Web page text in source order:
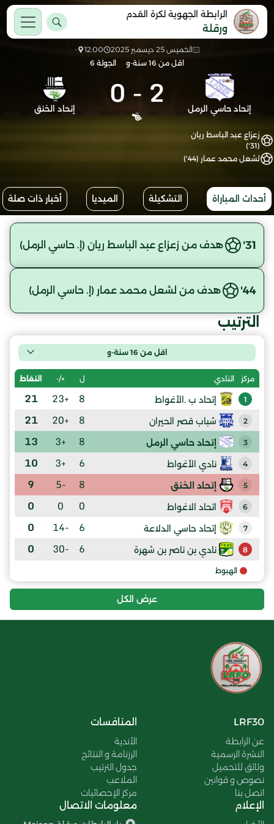
الرابطة الجهوية لكرة القدم
ورقلة
الخميس 25 ديسمبر 2025 12:00
-
اقل من 16 سنة-و
الجولة 6
إتحاد حاسي الرمل 2
-
0 إتحاد الخنق
زعزاع عبد الباسط ريان
(31')
لشعل محمد عمار (44')
أحداث المباراة التشكيلة الميديا أخبار ذات صلة
31' هدف من زعزاع عبد الباسط ريان (إ. حاسي الرمل)
44' هدف من لشعل محمد عمار (إ. حاسي الرمل)
الترتيب
اقل من 16 سنة-و
مركز النادي ل +/- النقاط
1 إتحاد ب .الأغواط 8
+23
21
2 شباب قصر الحيران 8
+20
21
3 إتحاد حاسي الرمل 8
+3
13
4 نادي الأغواط 6
+3
10
5 إتحاد الخنق 8
-5
9
6 اتحاد الاغواط 0
0
0
7 إتحاد حاسي الدلاعة 6
-14
0
8 نادي بن ناصر بن شهرة 6
-30
0
الهبوط
عرض الكل
LRF30
عن الرابطة
النشرة الرسمية
وثائق للتحميل
نصوص و قوانين
اتصل بنا
المنافسات
الأندية
الرزنامة و النتائج
جدول الترتيب
الملاعب
مركز الإحصائيات
الإعلام معلومات الاتصال